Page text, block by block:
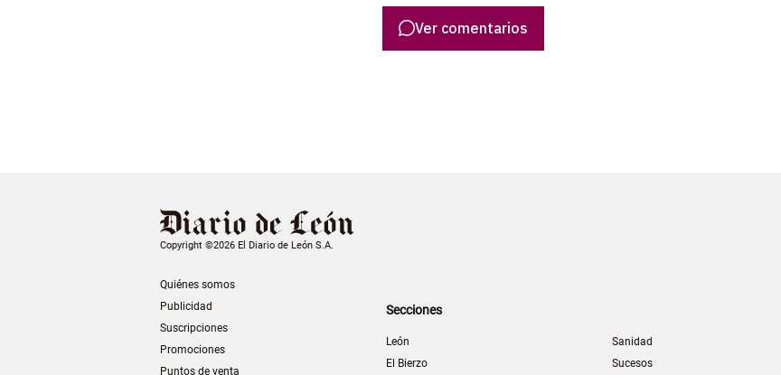
Ver comentarios
Copyright ©2026 El Diario de León S.A.
Quiénes somos
Publicidad
Suscripciones
Promociones
Puntos de venta
Secciones
León
El Bierzo
Sanidad
Sucesos